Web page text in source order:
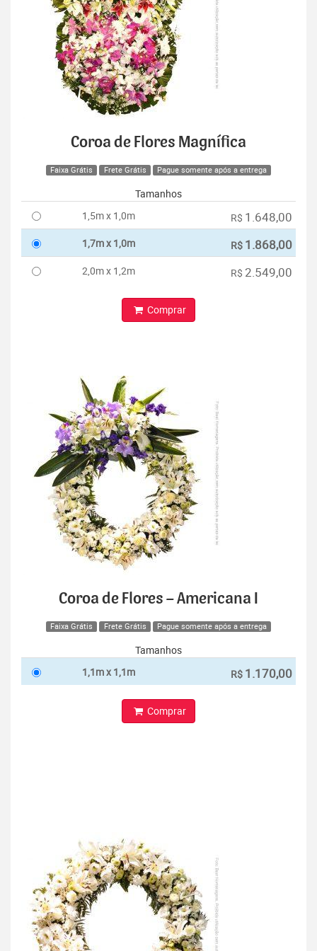
Coroa de Flores Magnífica
Faixa Grátis Frete Grátis Pague somente após a entrega
Tamanhos
1,5m x 1,0m
R$ 1.648,00
1,7m x 1,0m R$ 1.868,00
2,0m x 1,2m R$ 2.549,00
Comprar
Coroa de Flores – Americana I
Faixa Grátis Frete Grátis Pague somente após a entrega
Tamanhos
1,1m x 1,1m
R$ 1.170,00
Comprar